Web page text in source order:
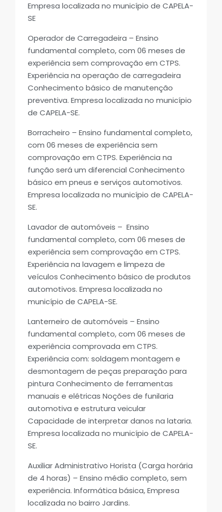
Empresa localizada no município de CAPELA-
SE
Operador de Carregadeira – Ensino
fundamental completo, com 06 meses de
experiência sem comprovação em CTPS.
Experiência na operação de carregadeira
Conhecimento básico de manutenção
preventiva. Empresa localizada no município
de CAPELA-SE.
Borracheiro – Ensino fundamental completo,
com 06 meses de experiência sem
comprovação em CTPS. Experiência na
função será um diferencial Conhecimento
básico em pneus e serviços automotivos.
Empresa localizada no município de CAPELA-
SE.
Lavador de automóveis – Ensino
fundamental completo, com 06 meses de
experiência sem comprovação em CTPS.
Experiência na lavagem e limpeza de
veículos Conhecimento básico de produtos
automotivos. Empresa localizada no
município de CAPELA-SE.
Lanterneiro de automóveis – Ensino
fundamental completo, com 06 meses de
experiência comprovada em CTPS.
Experiência com: soldagem montagem e
desmontagem de peças preparação para
pintura Conhecimento de ferramentas
manuais e elétricas Noções de funilaria
automotiva e estrutura veicular
Capacidade de interpretar danos na lataria.
Empresa localizada no município de CAPELA-
SE.
Auxiliar Administrativo Horista (Carga horária
de 4 horas) – Ensino médio completo, sem
experiência. Informática básica, Empresa
localizada no bairro Jardins.